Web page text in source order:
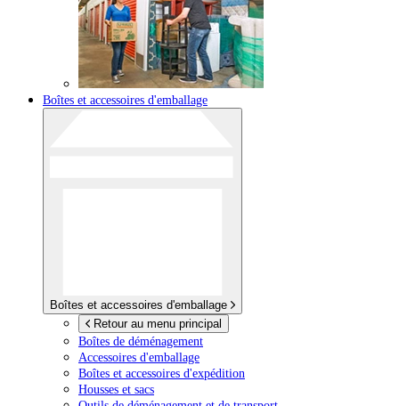
Boîtes et accessoires d'emballage
Boîtes et accessoires d'emballage
Retour au menu principal
Boîtes de déménagement
Accessoires d'emballage
Boîtes et accessoires d'expédition
Housses et sacs